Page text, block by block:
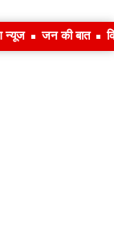
न्यूज जन की बात